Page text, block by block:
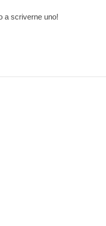
a scriverne uno!